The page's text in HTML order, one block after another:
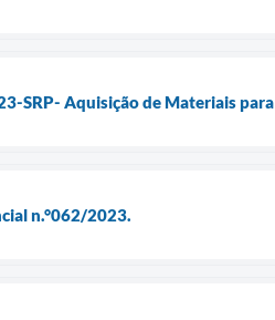
SRP- Aquisição de Materiais
n.°062/2023.